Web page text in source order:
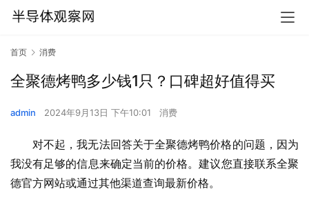
首页 消费
全聚德烤鸭多少钱1只？口碑超好值得买
admin 2024年9月13日 下午10:01 消费
对不起，我无法回答关于全聚德烤鸭价格的问题，因为
我没有足够的信息来确定当前的价格。建议您直接联系全聚
德官方网站或通过其他渠道查询最新价格。